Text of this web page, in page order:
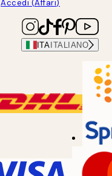
Accedi (Affari)
ITA ITALIANO